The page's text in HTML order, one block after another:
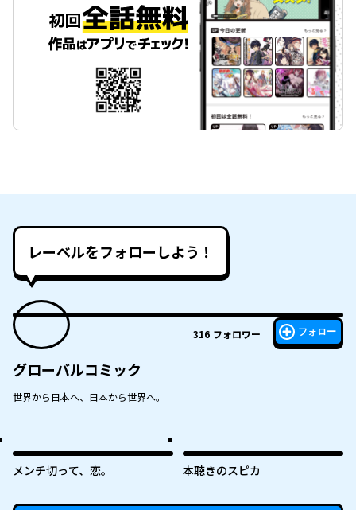
レーベルをフォローしよう！
316 フォロワー フォロー
グローバルコミック
世界から日本へ、日本から世界へ。
メンチ切って、恋。 本聴きのスピカ